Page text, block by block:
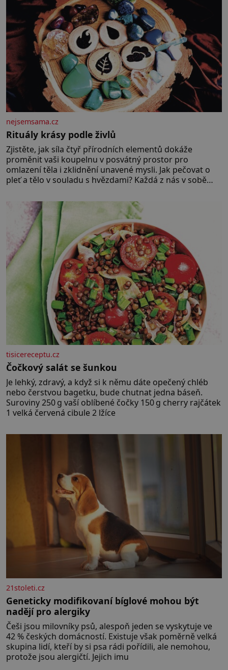
nejsemsama.cz
Rituály krásy podle živlů
Zjistěte, jak síla čtyř přírodních elementů dokáže
proměnit vaši koupelnu v posvátný prostor pro
omlazení těla i zklidnění unavené mysli. Jak pečovat o
pleť a tělo v souladu s hvězdami? Každá z nás v sobě
povaze, ale i v potřebách naší pokožky. Ohnivá znamení
Ženy narozené ve znamení Berana, Lva a Střelce v sobě
nesou žár, odvahu a neutuchající elán. Vaše
tisicereceptu.cz
Čočkový salát se šunkou
Je lehký, zdravý, a když si k němu dáte opečený chléb
nebo čerstvou bagetku, bude chutnat jedna báseň.
Suroviny 250 g vaší oblíbené čočky 150 g cherry rajčátek
1 velká červená cibule 2 lžíce
21stoleti.cz
Geneticky modifikovaní bíglové mohou být
nadějí pro alergiky
Češi jsou milovníky psů, alespoň jeden se vyskytuje ve
42 % českých domácností. Existuje však poměrně velká
skupina lidí, kteří by si psa rádi pořídili, ale nemohou,
protože jsou alergičtí. Jejich imu